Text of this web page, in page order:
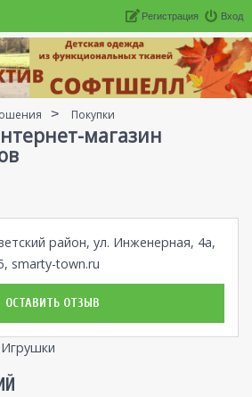
Вход
Регистрация
Покупки
магазин
район, ул. Инженерная, 4а,
smarty-town.ru
ОСТАВИТЬ ОТЗЫВ